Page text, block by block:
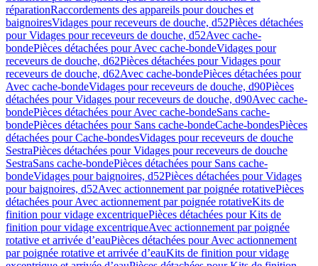
réparationRaccordements des appareils pour douches et
baignoiresVidages pour receveurs de douche, d52Pièces détachées
pour Vidages pour receveurs de douche, d52Avec cache-
bondePièces détachées pour Avec cache-bondeVidages pour
receveurs de douche, d62Pièces détachées pour Vidages pour
receveurs de douche, d62Avec cache-bondePièces détachées pour
Avec cache-bondeVidages pour receveurs de douche, d90Pièces
détachées pour Vidages pour receveurs de douche, d90Avec cache-
bondePièces détachées pour Avec cache-bondeSans cache-
bondePièces détachées pour Sans cache-bondeCache-bondesPièces
détachées pour Cache-bondesVidages pour receveurs de douche
SestraPièces détachées pour Vidages pour receveurs de douche
SestraSans cache-bondePièces détachées pour Sans cache-
bondeVidages pour baignoires, d52Pièces détachées pour Vidages
pour baignoires, d52Avec actionnement par poignée rotativePièces
détachées pour Avec actionnement par poignée rotativeKits de
finition pour vidage excentriquePièces détachées pour Kits de
finition pour vidage excentriqueAvec actionnement par poignée
rotative et arrivée d’eauPièces détachées pour Avec actionnement
par poignée rotative et arrivée d’eauKits de finition pour vidage